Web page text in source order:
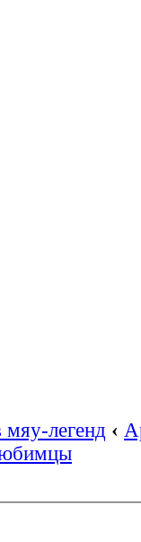
легенд ‹